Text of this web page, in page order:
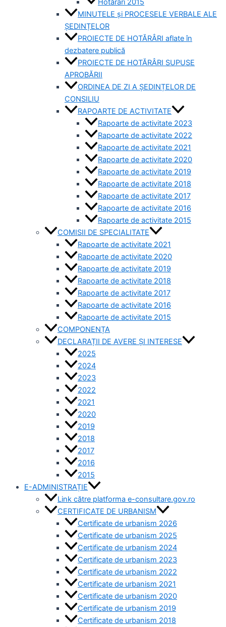
MINUTELE și PROCESELE VERBALE ALE
ȘEDINȚELOR
PROIECTE DE HOTĂRÂRI aflate în
dezbatere publică
PROIECTE DE HOTĂRÂRI SUPUSE
APROBĂRII
ORDINEA DE ZI A ȘEDINȚELOR DE
CONSILIU
RAPOARTE DE ACTIVITATE
Rapoarte de activitate 2023
Rapoarte de activitate 2022
Rapoarte de activitate 2021
Rapoarte de activitate 2020
Rapoarte de activitate 2019
Rapoarte de activitate 2018
Rapoarte de activitate 2017
Rapoarte de activitate 2016
Rapoarte de activitate 2015
COMISII DE SPECIALITATE
Rapoarte de activitate 2021
Rapoarte de activitate 2020
Rapoarte de activitate 2019
Rapoarte de activitate 2018
Rapoarte de activitate 2017
Rapoarte de activitate 2016
Rapoarte de activitate 2015
COMPONENȚA
DECLARAȚII DE AVERE ȘI INTERESE
2025
2024
2023
2022
2021
2020
2019
2018
2017
2016
2015
E-ADMINISTRAȚIE
Link către platforma e-consultare.gov.ro
CERTIFICATE DE URBANISM
Certificate de urbanism 2026
Certificate de urbanism 2025
Certificate de urbanism 2024
Certificate de urbanism 2023
Certificate de urbanism 2022
Certificate de urbanism 2021
Certificate de urbanism 2020
Certificate de urbanism 2019
Certificate de urbanism 2018